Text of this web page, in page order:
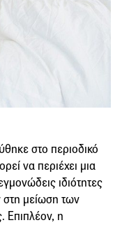
στο περιοδικό
να περιέχει μια
ιδιότητες
μείωση των
Επιπλέον, η